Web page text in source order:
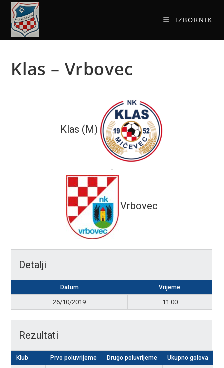
IZBORNIK
Klas – Vrbovec
Klas (M)
-
Vrbovec
Detalji
Datum Vrijeme
26/10/2019 11:00
Rezultati
Klub Prvo poluvrijeme Drugo poluvrijeme Ukupno golova